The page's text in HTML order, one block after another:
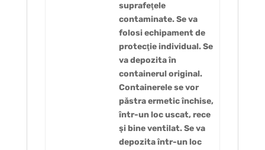
suprafeţele
contaminate. Se va
folosi echipament de
protecţie individual. Se
va depozita în
containerul original.
Containerele se vor
păstra ermetic închise,
într-un loc uscat, rece
şi bine ventilat. Se va
depozita într-un loc